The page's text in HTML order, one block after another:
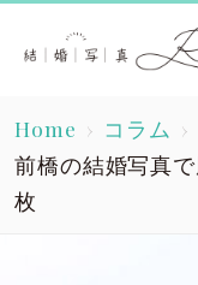
ト
Home
コラム
前橋の結婚写真
枚